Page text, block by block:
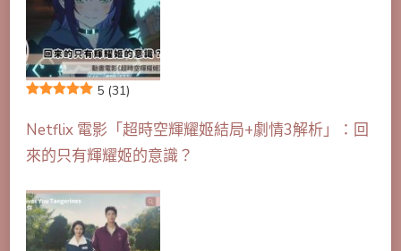
5 (31)
Netflix 電影「超時空輝耀姬結局+劇情3解析」：回
來的只有輝耀姬的意識？